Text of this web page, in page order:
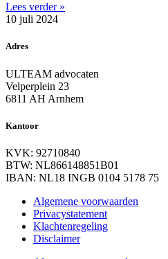
Lees verder »
10 juli 2024
Adres
ULTEAM advocaten
Velperplein 23
6811 AH Arnhem
Kantoor
KVK: 92710840
BTW: NL866148851B01
IBAN: NL18 INGB 0104 5178 75
Algemene voorwaarden
Privacystatement
Klachtenregeling
Disclaimer